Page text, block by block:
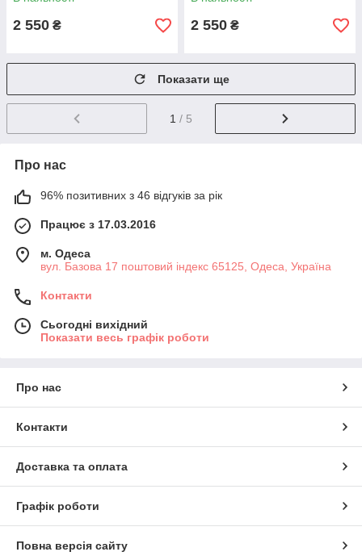
2 550 ₴ 2 550 ₴
Показати ще
1 / 5
Про нас
96% позитивних з 46 відгуків за рік
Працює з 17.03.2016
м. Одеса
вул. Базова 17 поштовий індекс 65125, Одеса, Україна
Контакти
Сьогодні вихідний
Показати весь графік роботи
Про нас
Контакти
Доставка та оплата
Графік роботи
Повна версія сайту